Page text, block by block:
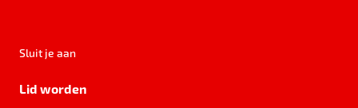
Sluit je aan
Lid worden